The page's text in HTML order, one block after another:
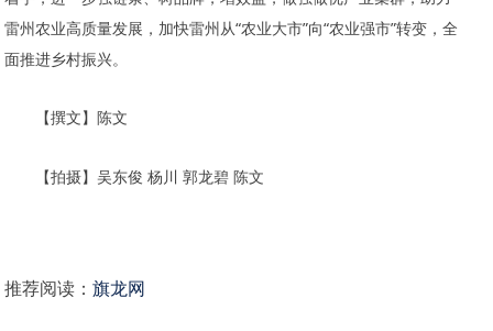
雷州农业高质量发展，加快雷州从“农业大市”向“农业强市”转变，全
面推进乡村振兴。
【撰文】陈文
【拍摄】吴东俊 杨川 郭龙碧 陈文
推荐阅读：旗龙网